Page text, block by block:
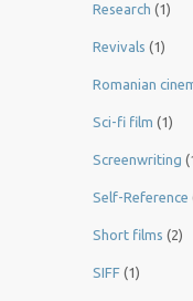
Research (1)
Revivals (1)
Romanian
Sci-fi film (1)
Screenwriting
Self-Reference
Short films (2)
SIFF (1)